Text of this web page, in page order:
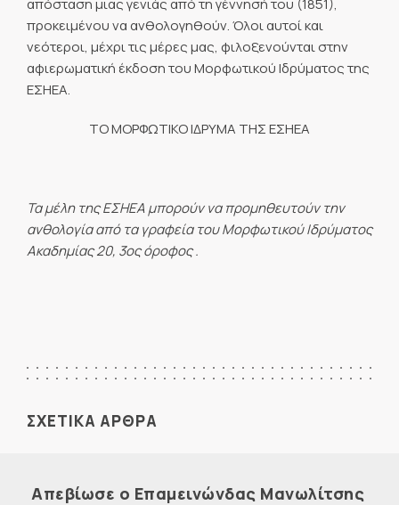
απόσταση μιας γενιάς από τη γέννησή του (1851),
προκειμένου να ανθολογηθούν. Όλοι αυτοί και
νεότεροι, μέχρι τις μέρες μας, φιλοξενούνται στην
αφιερωματική έκδοση του Μορφωτικού Ιδρύματος της
ΕΣΗΕΑ.
ΤΟ ΜΟΡΦΩΤΙΚΟ ΙΔΡΥΜΑ ΤΗΣ ΕΣΗΕΑ
Τα μέλη της ΕΣΗΕΑ μπορούν να προμηθευτούν την
ανθολογία από τα γραφεία του Μορφωτικού Ιδρύματος
Ακαδημίας 20, 3ος όροφος .
ΣΧΕΤΙΚΑ ΑΡΘΡΑ
Απεβίωσε ο Επαμεινώνδας Μανωλίτσης